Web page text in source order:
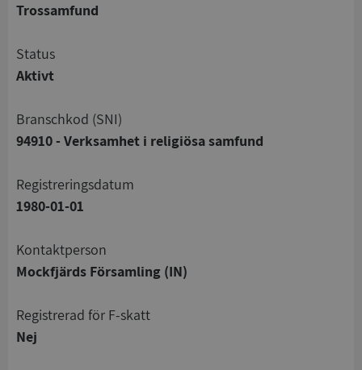
Trossamfund
status
Aktivt
branschkod (SNI)
94910 - Verksamhet i religiösa samfund
registreringsdatum
1980-01-01
Kontaktperson
Mockfjärds Församling (IN)
registrerad för F-skatt
Nej